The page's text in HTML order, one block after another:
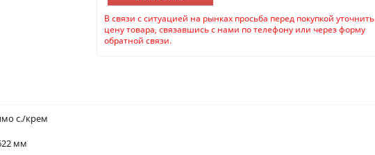
В связи с ситуацией на рынках просьба перед покупкой уточнить
цену товара, связавшись с нами по телефону или через форму
обратной связи.
с./крем
мм